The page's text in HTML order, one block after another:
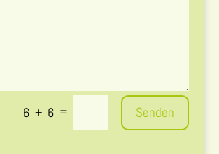
6 + 6 = Senden